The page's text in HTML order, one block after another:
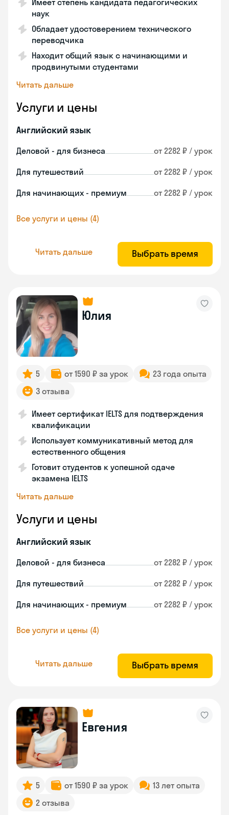
Имеет степень кандидата педагогических
наук
Обладает удостоверением технического
переводчика
Находит общий язык с начинающими и
продвинутыми студентами
Читать дальше
Услуги и цены
Английский язык
Деловой - для бизнеса от 2282 ₽ / урок
Для путешествий от 2282 ₽ / урок
Для начинающих - премиум от 2282 ₽ / урок
Все услуги и цены (4)
Читать дальше Выбрать время
Юлия
5 от 1590 ₽ за урок
23 года опыта
3 отзыва
Имеет сертификат IELTS для подтверждения
квалификации
Использует коммуникативный метод для
естественного общения
Готовит студентов к успешной сдаче
экзамена IELTS
Читать дальше
Услуги и цены
Английский язык
Деловой - для бизнеса от 2282 ₽ / урок
Для путешествий от 2282 ₽ / урок
Для начинающих - премиум от 2282 ₽ / урок
Все услуги и цены (4)
Читать дальше Выбрать время
Евгения
5 от 1590 ₽ за урок
13 лет опыта
2 отзыва